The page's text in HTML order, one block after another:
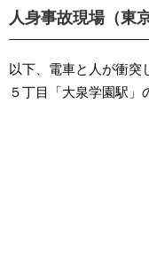
人身事故現場（東
以下、電車と人が衝突
５丁目「大泉学園駅」